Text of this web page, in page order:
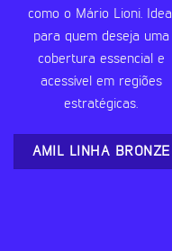
como o Mário Lioni. Ideal
para quem deseja uma
cobertura essencial e
acessível em regiões
estratégicas.
AMIL LINHA BRONZE